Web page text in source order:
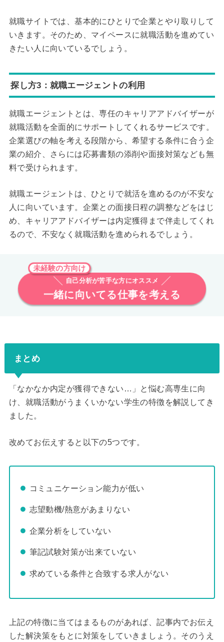
就職サイトでは、基本的にひとりで企業とやり取りして
いきます。そのため、マイペースに就職活動を進めてい
きたい人に向いているでしょう。
探し方3：就職エージェントの利用
就職エージェントとは、専任のキャリアアドバイザーが
就職活動を全面的にサポートしてくれるサービスです。
企業選びの軸を考える段階から、希望する条件に合う企
業の紹介、さらには応募書類の添削や面接対策なども無
料で受けられます。
就職エージェントは、ひとりで就活を進めるのが不安な
人に向いています。企業との面接日程の調整などをはじ
め、キャリアアドバイザーは内定獲得まで伴走してくれ
るので、不安なく就職活動を進められるでしょう。
未経験の方向け
自己分析が苦手な方にオススメ
一緒に向いてる仕事を考える
まとめ
「なかなか内定が獲得できない…」と悩む高専生に向
け、就職活動がうまくいかない学生の特徴を解説してき
ました。
改めてお伝えすると以下の5つです。
コミュニケーション能力が低い
志望動機/熱意があまりない
企業分析をしていない
筆記試験対策が出来ていない
求めている条件と合致する求人がない
上記の特徴に当てはまるものがあれば、記事内でお伝え
した解決策をもとに対策をしていきましょう。そのうえ